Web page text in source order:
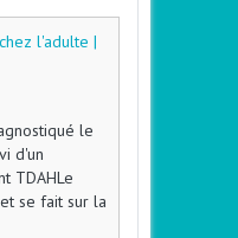
l'adulte |
le
d'un
TDAHLe
se fait sur la